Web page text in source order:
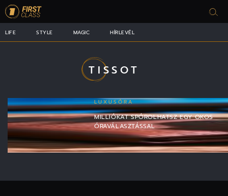
LIFE STYLE MAGIC HÍRLEVÉL
TISSOT
LUXUSÓRA
MILLIÓKAT SPÓROLHATSZ EGY OKOS
ÓRAVÁLASZTÁSSAL